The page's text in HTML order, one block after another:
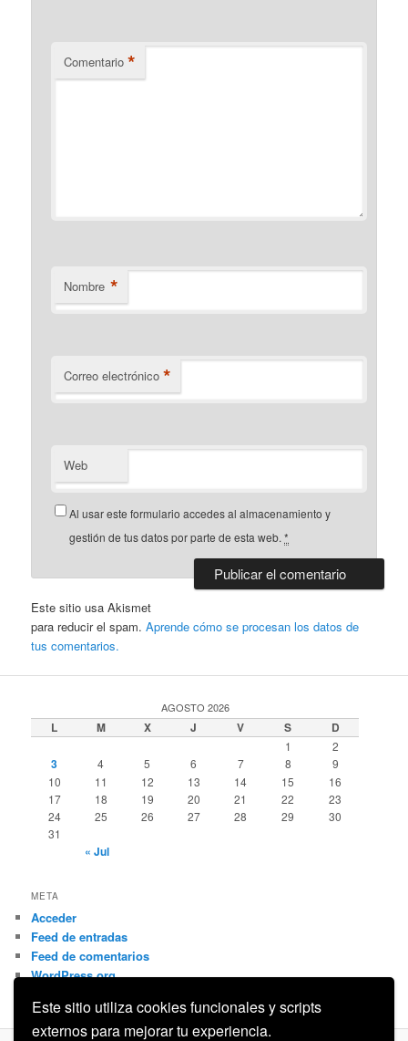
Este sitio utiliza cookies funcionales y scripts
externos para mejorar tu experiencia.
Comentario *
Nombre *
Correo electrónico *
Web
Al usar este formulario accedes al almacenamiento y
gestión de tus datos por parte de esta web.*
Este sitio usa Akismet
para reducir el spam.Aprende cómo se procesan los datos de
tus comentarios.
AGOSTO 2026
L M X J V S D
1 2
3 4 5 6 7 8
9
10
11 12 13 14 15
16
17
18 19 20 21 22
23
24
25 26 27 28 29
30
31
« Jul
META
Acceder
Feed de entradas
Feed de comentarios
WordPress.org